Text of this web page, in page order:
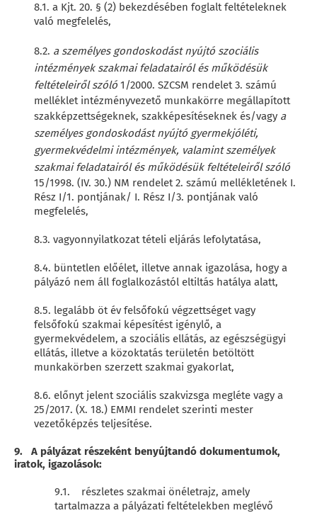
8.1. a Kjt. 20. § (2) bekezdésében foglalt feltételeknek
való megfelelés,
8.2. a személyes gondoskodást nyújtó szociális
intézmények szakmai feladatairól és működésük
feltételeiről szóló 1/2000. SZCSM rendelet 3. számú
melléklet intézményvezető munkakörre megállapított
szakképzettségeknek, szakképesítéseknek és/vagy a
személyes gondoskodást nyújtó gyermekjóléti,
gyermekvédelmi intézmények, valamint személyek
szakmai feladatairól és működésük feltételeiről szóló
15/1998. (IV. 30.) NM rendelet 2. számú mellékletének I.
Rész I/1. pontjának/ I. Rész I/3. pontjának való
megfelelés,
8.3. vagyonnyilatkozat tételi eljárás lefolytatása,
8.4. büntetlen előélet, illetve annak igazolása, hogy a
pályázó nem áll foglalkozástól eltiltás hatálya alatt,
8.5. legalább öt év felsőfokú végzettséget vagy
felsőfokú szakmai képesítést igénylő, a
gyermekvédelem, a szociális ellátás, az egészségügyi
ellátás, illetve a közoktatás területén betöltött
munkakörben szerzett szakmai gyakorlat,
8.6. előnyt jelent szociális szakvizsga megléte vagy a
25/2017. (X. 18.) EMMI rendelet szerinti mester
vezetőképzés teljesítése.
9. A pályázat részeként benyújtandó dokumentumok,
iratok, igazolások:
9.1. részletes szakmai önéletrajz, amely
tartalmazza a pályázati feltételekben meglévő